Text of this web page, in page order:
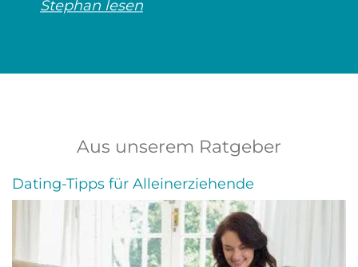
Stephan lesen
Aus unserem Ratgeber
Dating-Tipps für Alleinerziehende